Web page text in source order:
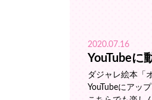
2020.07.16
YouTubeに
ダジャレ絵本「
YouTubeにアッ